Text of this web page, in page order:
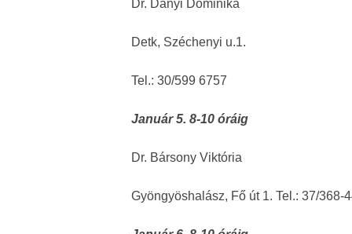
Dr. Dányi Dominika
Detk, Széchenyi u.1.
Tel.: 30/599 6757
Január 5. 8-10 óráig
Dr. Bársony Viktória
Gyöngyöshalász, Fő út 1. Tel.: 37/368-